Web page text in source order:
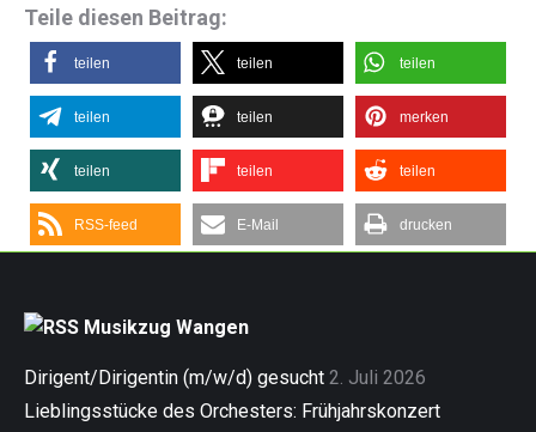
Teile diesen Beitrag:
teilen teilen teilen
teilen teilen merken
teilen teilen teilen
RSS-feed E-Mail drucken
Musikzug Wangen
Dirigent/Dirigentin (m/w/d) gesucht 2. Juli 2026
Lieblingsstücke des Orchesters: Frühjahrskonzert